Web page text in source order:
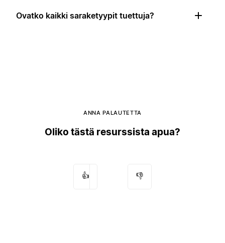
Ovatko kaikki saraketyypit tuettuja?
ANNA PALAUTETTA
Oliko tästä resurssista apua?
👍 👎